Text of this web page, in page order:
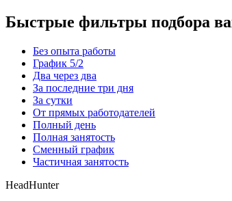
Быстрые фильтры подбора
Без опыта работы
График 5/2
Два через два
За последние три дня
За сутки
От прямых работодателей
Полный день
Полная занятость
Сменный график
Частичная занятость
HeadHunter